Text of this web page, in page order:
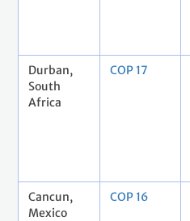
Durban,
South
Africa
COP 17
Cancun,
Mexico
COP 16